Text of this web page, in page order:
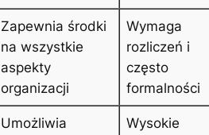
Zapewnia środki
na wszystkie
aspekty
organizacji
Wymaga
rozliczeń i
często
formalności
Umożliwia
Wysokie